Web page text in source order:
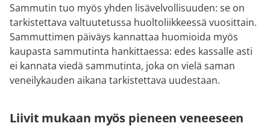
Sammutin tuo myös yhden lisävelvollisuuden: se on
tarkistettava valtuutetussa huoltoliikkeessä vuosittain.
Sammuttimen päiväys kannattaa huomioida myös
kaupasta sammutinta hankittaessa: edes kassalle asti
ei kannata viedä sammutinta, joka on vielä saman
veneilykauden aikana tarkistettava uudestaan.
Liivit mukaan myös pieneen veneeseen